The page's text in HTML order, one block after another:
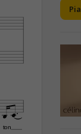
ton
